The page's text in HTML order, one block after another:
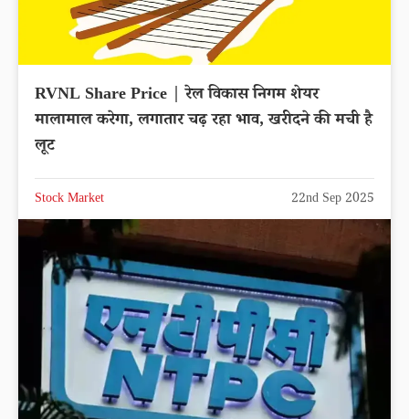
RVNL Share Price | रेल विकास निगम शेयर
मालामाल करेगा, लगातार चढ़ रहा भाव, खरीदने की मची है
लूट
Stock Market 22nd Sep 2025